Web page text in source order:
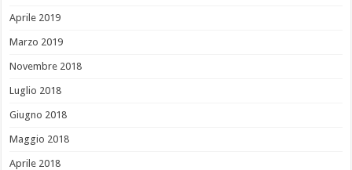
Aprile 2019
Marzo 2019
Novembre 2018
Luglio 2018
Giugno 2018
Maggio 2018
Aprile 2018